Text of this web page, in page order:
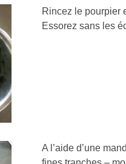
Rincez le pourpier
Essorez sans les
A l’aide d’une